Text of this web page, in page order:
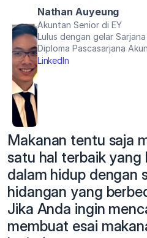
Nathan Auyeung
Akuntan Senior di EY
Lulus dengan gelar
Diploma Pascasarjana
LinkedIn
Makanan tentu saja
satu hal terbaik yang
dalam hidup dengan
hidangan yang
Jika Anda ingin
membuat esai